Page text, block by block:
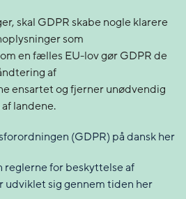
skal GDPR skabe nogle klarere
som
en fælles EU-lov gør GDPR de
af
ensartet og fjerner unødvendig
landene.
(GDPR) på dansk her
for beskyttelse af
udviklet sig gennem tiden her